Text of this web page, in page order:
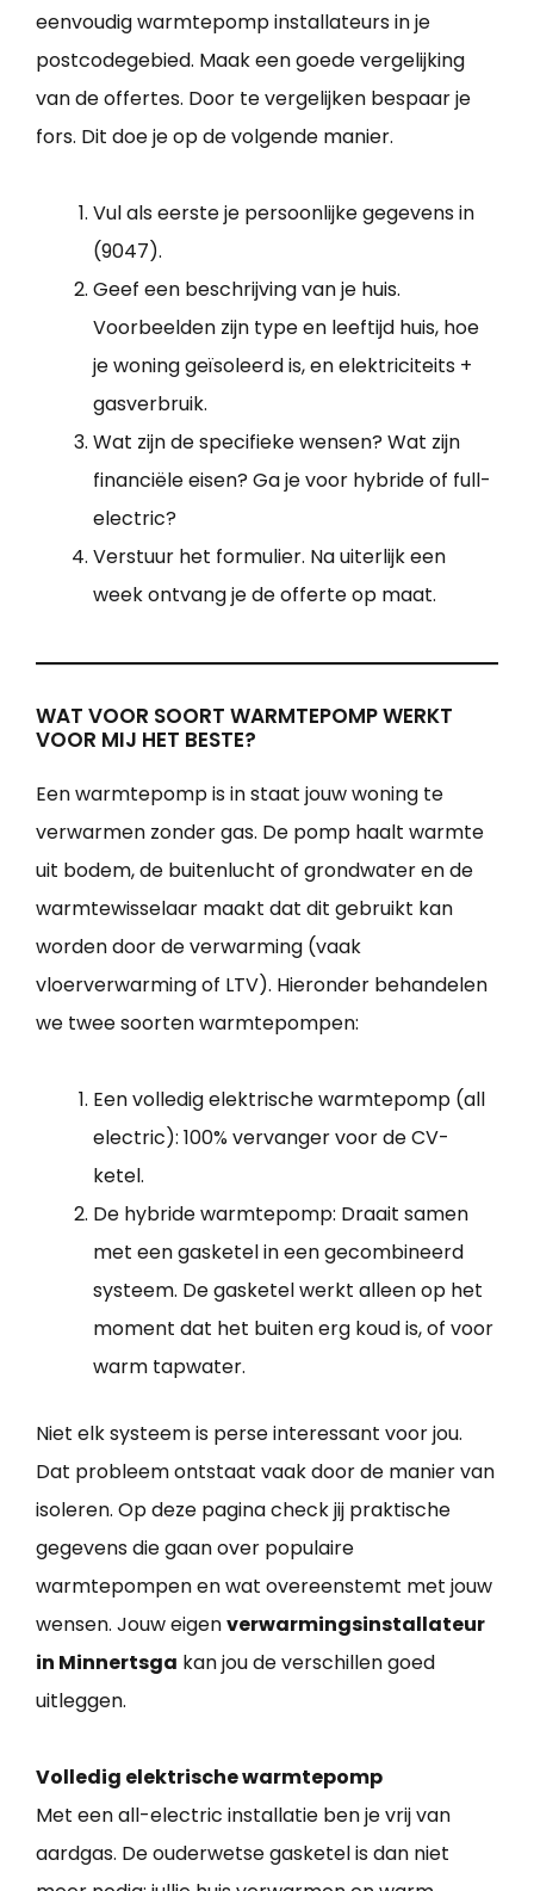
eenvoudig warmtepomp installateurs in je
postcodegebied. Maak een goede vergelijking
van de offertes. Door te vergelijken bespaar je
fors. Dit doe je op de volgende manier.
Vul als eerste je persoonlijke gegevens in
(9047).
Geef een beschrijving van je huis.
Voorbeelden zijn type en leeftijd huis, hoe
je woning geïsoleerd is, en elektriciteits +
gasverbruik.
Wat zijn de specifieke wensen? Wat zijn
financiële eisen? Ga je voor hybride of full-
electric?
Verstuur het formulier. Na uiterlijk een
week ontvang je de offerte op maat.
WAT VOOR SOORT WARMTEPOMP WERKT
VOOR MIJ HET BESTE?
Een warmtepomp is in staat jouw woning te
verwarmen zonder gas. De pomp haalt warmte
uit bodem, de buitenlucht of grondwater en de
warmtewisselaar maakt dat dit gebruikt kan
worden door de verwarming (vaak
vloerverwarming of LTV). Hieronder behandelen
we twee soorten warmtepompen:
Een volledig elektrische warmtepomp (all
electric): 100% vervanger voor de CV-
ketel.
De hybride warmtepomp: Draait samen
met een gasketel in een gecombineerd
systeem. De gasketel werkt alleen op het
moment dat het buiten erg koud is, of voor
warm tapwater.
Niet elk systeem is perse interessant voor jou.
Dat probleem ontstaat vaak door de manier van
isoleren. Op deze pagina check jij praktische
gegevens die gaan over populaire
warmtepompen en wat overeenstemt met jouw
wensen. Jouw eigenverwarmingsinstallateur
in Minnertsga kan jou de verschillen goed
uitleggen.
Volledig elektrische warmtepomp
Met een all-electric installatie ben je vrij van
aardgas. De ouderwetse gasketel is dan niet